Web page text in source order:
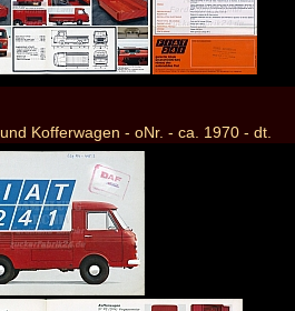
Kofferwagen - oNr. - ca. 1970 - dt.